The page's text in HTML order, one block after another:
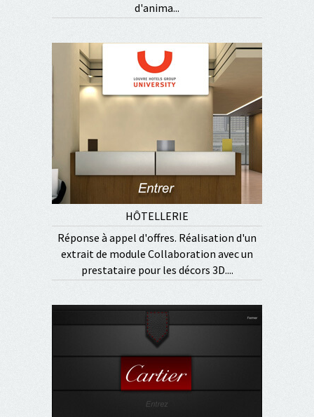
d'anima...
HÔTELLERIE
Réponse à appel d'offres. Réalisation d'un
extrait de module Collaboration avec un
prestataire pour les décors 3D....